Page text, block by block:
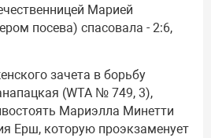
Марией
посева) спасовала - 2:6,
зачета в борьбу
(WTA № 749, 3),
Мариэлла Минетти
Ерш, которую проэкзаменует